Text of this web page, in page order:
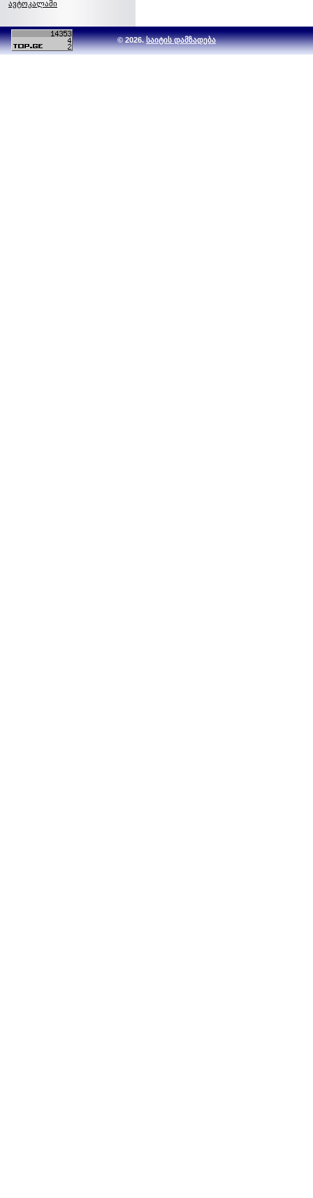
ავტოკალამი
© 2026.საიტის დამზადება